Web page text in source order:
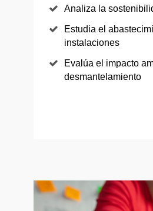
Analiza la
Estudia el
instalaciones
Evalúa el impacto
desmantelamiento